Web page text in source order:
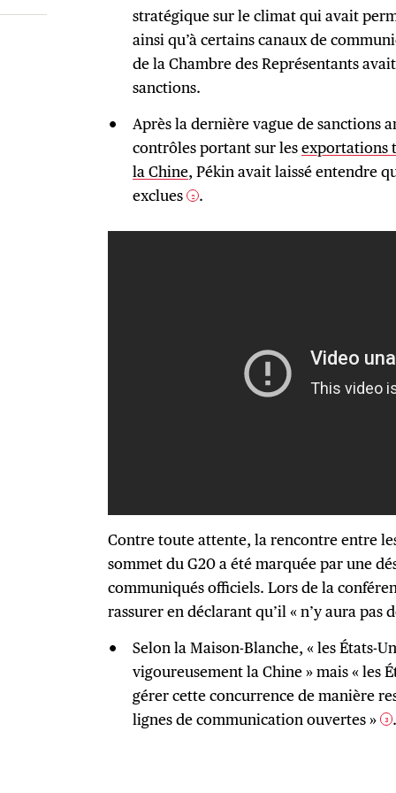
stratégique sur le climat qui avait
ainsi qu’à certains canaux de
de la Chambre des Représentants
sanctions.
Après la dernière vague de sanctions
contrôles portant sur lesexportations
la Chine, Pékin avait laissé entendre
exclues 2 .
Contre toute attente, la rencontre entre
sommet du G20 a été marquée par une
communiqués officiels. Lors de la
rassurer en déclarant qu’il « n’y aura pas
Selon la Maison-Blanche, « les États-
vigoureusement la Chine » mais « les
gérer cette concurrence de manière
lignes de communication ouvertes » 3